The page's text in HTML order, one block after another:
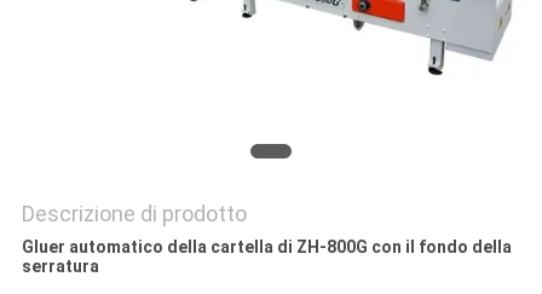
Descrizione di prodotto
Gluer automatico della cartella di ZH-800G con il fondo della
serratura